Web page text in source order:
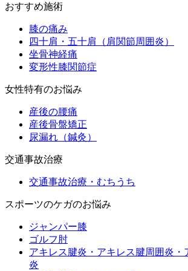
おすすめ施術
膝の痛み
四十肩・五十肩（肩関節周囲炎）
坐骨神経痛
変形性膝関節症
女性特有のお悩み
産後の腰痛
産後骨盤矯正
尿漏れ（鍼灸）
交通事故治療
交通事故治療・むちうち
スポーツのケガのお悩み
ジャンパー膝
ゴルフ肘
アキレス腱炎・アキレス腱周囲炎・
炎